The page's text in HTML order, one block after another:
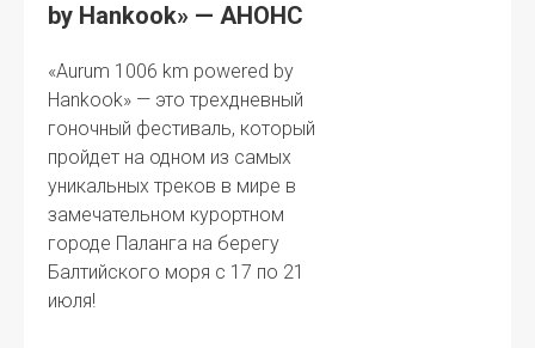
by Hankook» — АНОНС
«Aurum 1006 km powered by
Hankook» — это трехдневный
гоночный фестиваль, который
пройдет на одном из самых
уникальных треков в мире в
замечательном курортном
городе Паланга на берегу
Балтийского моря с 17 по 21
июля!